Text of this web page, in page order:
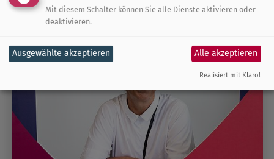
Mit diesem Schalter können Sie alle Dienste aktivieren oder
deaktivieren.
Ausgewählte akzeptieren Alle akzeptieren
Realisiert mit Klaro!